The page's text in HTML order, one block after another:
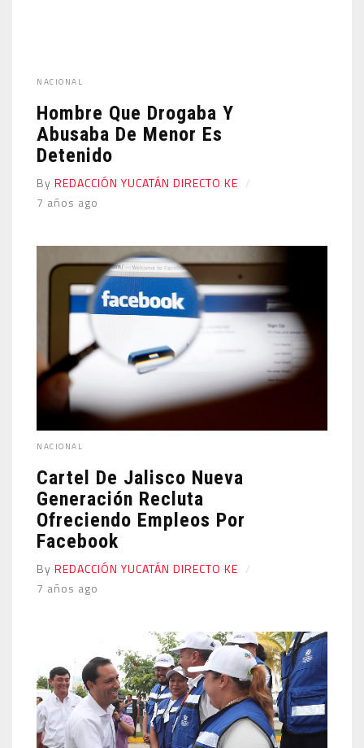
NACIONAL
Hombre Que Drogaba Y
Abusaba De Menor Es
Detenido
By REDACCIÓN YUCATÁN DIRECTO KE
7 años ago
NACIONAL
Cartel De Jalisco Nueva
Generación Recluta
Ofreciendo Empleos Por
Facebook
By REDACCIÓN YUCATÁN DIRECTO KE
7 años ago